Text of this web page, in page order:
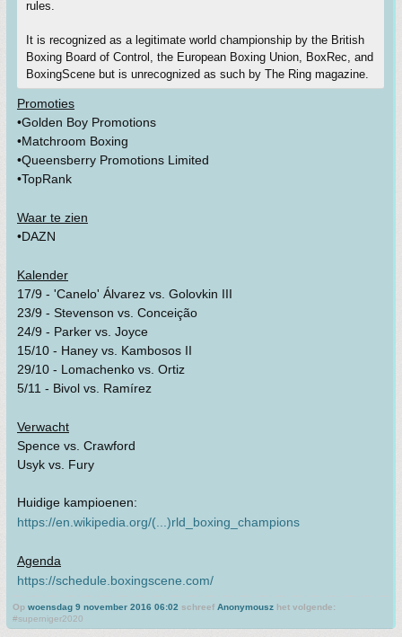
rules.
It is recognized as a legitimate world championship by the British
Boxing Board of Control, the European Boxing Union, BoxRec, and
BoxingScene but is unrecognized as such by The Ring magazine.
Promoties
•Golden Boy Promotions
•Matchroom Boxing
•Queensberry Promotions Limited
•TopRank
Waar te zien
•DAZN
Kalender
17/9 - 'Canelo' Álvarez vs. Golovkin III
23/9 - Stevenson vs. Conceição
24/9 - Parker vs. Joyce
15/10 - Haney vs. Kambosos II
29/10 - Lomachenko vs. Ortiz
5/11 - Bivol vs. Ramírez
Verwacht
Spence vs. Crawford
Usyk vs. Fury
Huidige kampioenen:
https://en.wikipedia.org/(...)rld_boxing_champions
Agenda
https://schedule.boxingscene.com/
Op woensdag 9 november 2016 06:02 schreef Anonymousz het volgende:
#superniger2020